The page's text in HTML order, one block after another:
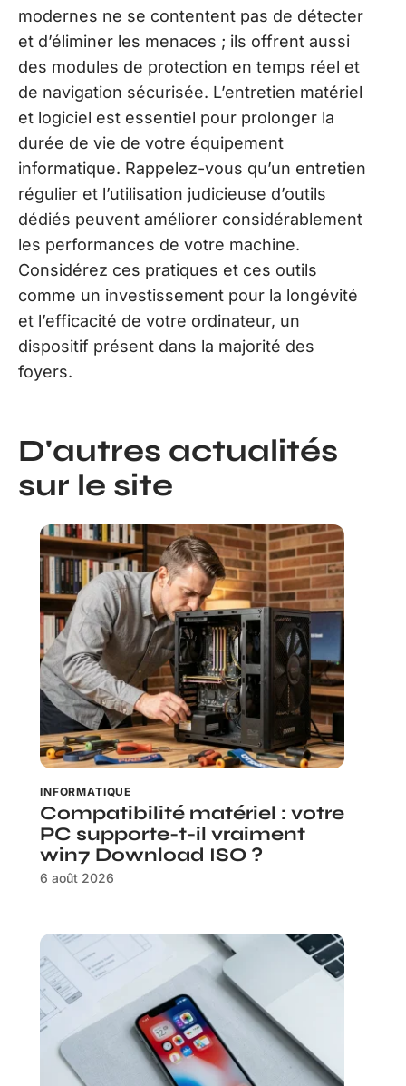
modernes ne se contentent pas de détecter
et d’éliminer les menaces ; ils offrent aussi
des modules de protection en temps réel et
de navigation sécurisée. L’entretien matériel
et logiciel est essentiel pour prolonger la
durée de vie de votre équipement
informatique. Rappelez-vous qu’un entretien
régulier et l’utilisation judicieuse d’outils
dédiés peuvent améliorer considérablement
les performances de votre machine.
Considérez ces pratiques et ces outils
comme un investissement pour la longévité
et l’efficacité de votre ordinateur, un
dispositif présent dans la majorité des
foyers.
D'autres actualités
sur le site
INFORMATIQUE
Compatibilité matériel : votre
PC supporte-t-il vraiment
win7 Download ISO ?
6 août 2026